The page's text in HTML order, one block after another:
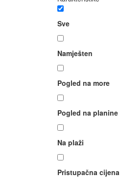
Sve
Namješten
Pogled na more
Pogled na planine
Na plaži
Pristupačna cijena